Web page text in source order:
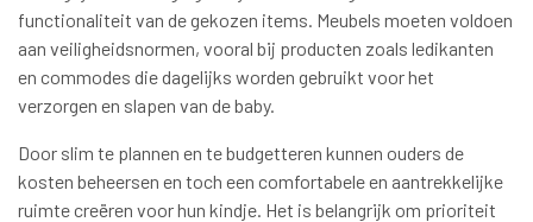
functionaliteit van de gekozen items. Meubels moeten voldoen
aan veiligheidsnormen, vooral bij producten zoals ledikanten
en commodes die dagelijks worden gebruikt voor het
verzorgen en slapen van de baby.
Door slim te plannen en te budgetteren kunnen ouders de
kosten beheersen en toch een comfortabele en aantrekkelijke
ruimte creëren voor hun kindje. Het is belangrijk om prioriteit